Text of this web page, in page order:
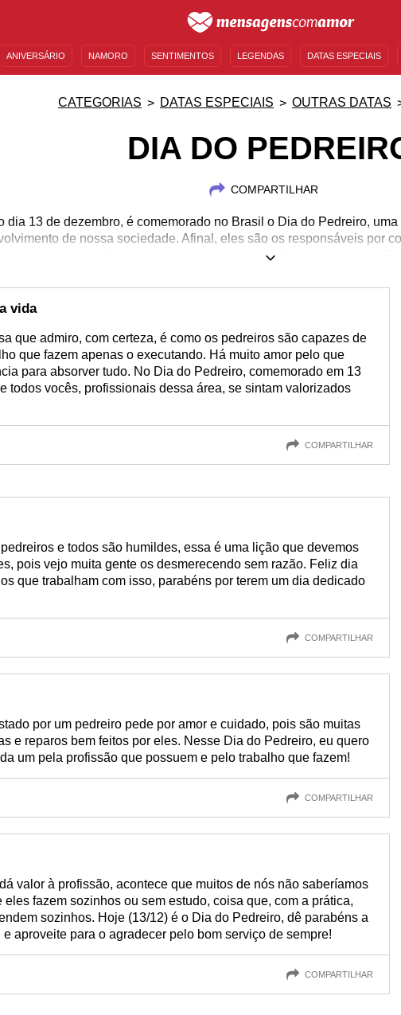
ANIVERSÁRIO NAMORO SENTIMENTOS LEGENDAS DATAS ESPECIAIS
CATEGORIAS DATAS ESPECIAIS OUTRAS DATAS
DIA DO
COMPARTILHAR
dia 13 de dezembro, é comemorado no Brasil o Dia do Pedreiro,
de nossa sociedade. Afinal, eles são os responsáveis por
que podemos ver à nossa volta, como casas, prédios, e muito mais.
vida
que admiro, com certeza, é como os pedreiros são capazes de
que fazem apenas o executando. Há muito amor pelo que
para absorver tudo. No Dia do Pedreiro, comemorado em 13
todos vocês, profissionais dessa área, se sintam valorizados
COMPARTILHAR
e todos são humildes, essa é uma lição que devemos
pois vejo muita gente os desmerecendo sem razão. Feliz dia
que trabalham com isso, parabéns por terem um dia dedicado
COMPARTILHAR
por um pedreiro pede por amor e cuidado, pois são muitas
e reparos bem feitos por eles. Nesse Dia do Pedreiro, eu quero
um pela profissão que possuem e pelo trabalho que fazem!
COMPARTILHAR
valor à profissão, acontece que muitos de nós não saberíamos
eles fazem sozinhos ou sem estudo, coisa que, com a prática,
sozinhos. Hoje (13/12) é o Dia do Pedreiro, dê parabéns a
aproveite para o agradecer pelo bom serviço de sempre!
COMPARTILHAR